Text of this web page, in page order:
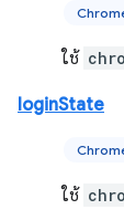
ใช้
loginState
ใช้